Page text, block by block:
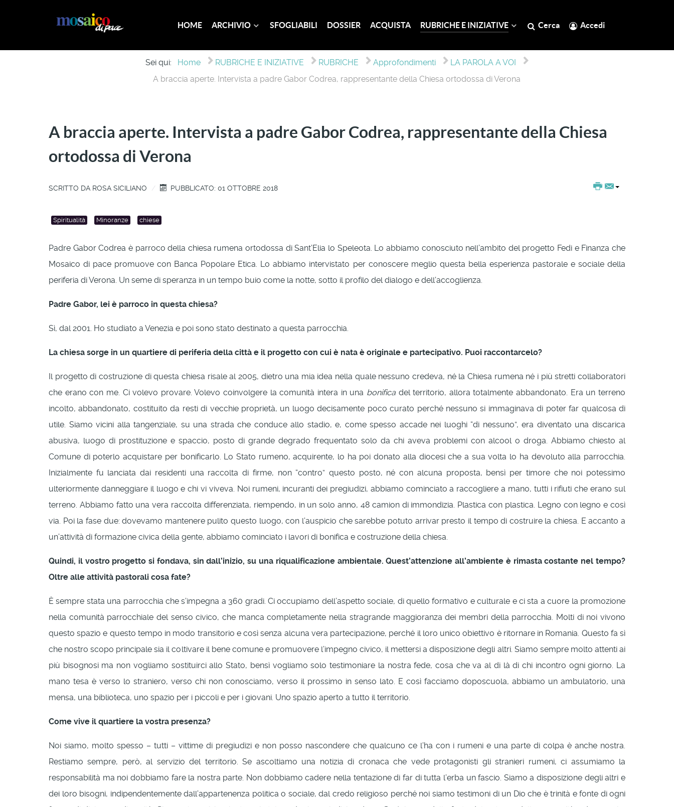
HOME ARCHIVIO SFOGLIABILI DOSSIER ACQUISTA RUBRICHE E INIZIATIVE Cerca Accedi
Sei qui: Home RUBRICHE E INIZIATIVE RUBRICHE Approfondimenti
LA PAROLA A VOI
A braccia aperte. Intervista a padre Gabor Codrea, rappresentante della Chiesa ortodossa di Verona
A braccia aperte. Intervista a padre Gabor Codrea, rappresentante della Chiesa
ortodossa di Verona
SCRITTO DA ROSA SICILIANO PUBBLICATO: 01 OTTOBRE 2018
Spiritualità Minoranze chiese
Padre Gabor Codrea è parroco della chiesa rumena ortodossa di Sant’Elia lo Speleota. Lo abbiamo conosciuto nell’ambito del progetto Fedi e Finanza che
Mosaico di pace promuove con Banca Popolare Etica. Lo abbiamo intervistato per conoscere meglio questa bella esperienza pastorale e sociale della
periferia di Verona. Un seme di speranza in un tempo buio come la notte, sotto il profilo del dialogo e dell’accoglienza.
Padre Gabor, lei è parroco in questa chiesa?
Sì, dal 2001. Ho studiato a Venezia e poi sono stato destinato a questa parrocchia.
La chiesa sorge in un quartiere di periferia della città e il progetto con cui è nata è originale e partecipativo. Puoi raccontarcelo?
Il progetto di costruzione di questa chiesa risale al 2005, dietro una mia idea nella quale nessuno credeva, né la Chiesa rumena né i più stretti collaboratori
che erano con me. Ci volevo provare. Volevo coinvolgere la comunità intera in una bonificadel territorio, allora totalmente abbandonato. Era un terreno
incolto, abbandonato, costituito da resti di vecchie proprietà, un luogo decisamente poco curato perché nessuno si immaginava di poter far qualcosa di
utile. Siamo vicini alla tangenziale, su una strada che conduce allo stadio, e, come spesso accade nei luoghi “di nessuno”, era diventato una discarica
abusiva, luogo di prostituzione e spaccio, posto di grande degrado frequentato solo da chi aveva problemi con alcool o droga. Abbiamo chiesto al
Comune di poterlo acquistare per bonificarlo. Lo Stato rumeno, acquirente, lo ha poi donato alla diocesi che a sua volta lo ha devoluto alla parrocchia.
Inizialmente fu lanciata dai residenti una raccolta di firme, non “contro” questo posto, né con alcuna proposta, bensì per timore che noi potessimo
ulteriormente danneggiare il luogo e chi vi viveva. Noi rumeni, incuranti dei pregiudizi, abbiamo cominciato a raccogliere a mano, tutti i rifiuti che erano sul
terreno. Abbiamo fatto una vera raccolta differenziata, riempendo, in un solo anno, 48 camion di immondizia. Plastica con plastica. Legno con legno e così
via. Poi la fase due: dovevamo mantenere pulito questo luogo, con l’auspicio che sarebbe potuto arrivar presto il tempo di costruire la chiesa. E accanto a
un’attività di formazione civica della gente, abbiamo cominciato i lavori di bonifica e costruzione della chiesa.
Quindi, il vostro progetto si fondava, sin dall’inizio, su una riqualificazione ambientale. Quest’attenzione all’ambiente è rimasta costante nel tempo?
Oltre alle attività pastorali cosa fate?
È sempre stata una parrocchia che s’impegna a 360 gradi. Ci occupiamo dell’aspetto sociale, di quello formativo e culturale e ci sta a cuore la promozione
nella comunità parrocchiale del senso civico, che manca completamente nella stragrande maggioranza dei membri della parrocchia. Molti di noi vivono
questo spazio e questo tempo in modo transitorio e così senza alcuna vera partecipazione, perché il loro unico obiettivo è ritornare in Romania. Questo fa sì
che nostro scopo principale sia il coltivare il bene comune e promuovere l’impegno civico, il mettersi a disposizione degli altri. Siamo sempre molto attenti ai
più bisognosi ma non vogliamo sostituirci allo Stato, bensì vogliamo solo testimoniare la nostra fede, cosa che va al di là di chi incontro ogni giorno. La
mano tesa è verso lo straniero, verso chi non conosciamo, verso il prossimo in senso lato. E così facciamo doposcuola, abbiamo un ambulatorio, una
mensa, una biblioteca, uno spazio per i piccoli e per i giovani. Uno spazio aperto a tutto il territorio.
Come vive il quartiere la vostra presenza?
Noi siamo, molto spesso – tutti – vittime di pregiudizi e non posso nascondere che qualcuno ce l’ha con i rumeni e una parte di colpa è anche nostra.
Restiamo sempre, però, al servizio del territorio. Se ascoltiamo una notizia di cronaca che vede protagonisti gli stranieri rumeni, ci assumiamo la
responsabilità ma noi dobbiamo fare la nostra parte. Non dobbiamo cadere nella tentazione di far di tutta l’erba un fascio. Siamo a disposizione degli altri e
dei loro bisogni, indipendentemente dall’appartenenza politica o sociale, dal credo religioso perché noi siamo testimoni di un Dio che è trinità e fonte di ogni